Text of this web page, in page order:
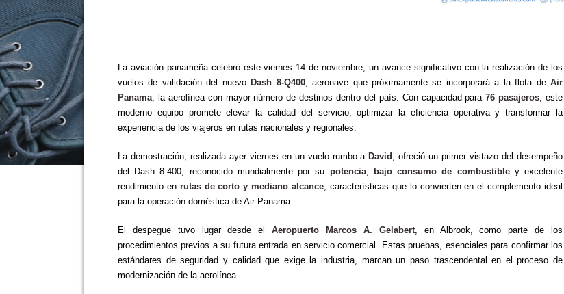
La aviación panameña celebró este viernes 14 de noviembre, un avance significativo con la realización de los
vuelos de validación del nuevo Dash 8-Q400, aeronave que próximamente se incorporará a la flota de Air
Panama, la aerolínea con mayor número de destinos dentro del país. Con capacidad para76 pasajeros, este
moderno equipo promete elevar la calidad del servicio, optimizar la eficiencia operativa y transformar la
experiencia de los viajeros en rutas nacionales y regionales.
La demostración, realizada ayer viernes en un vuelo rumbo a David , ofreció un primer vistazo del desempeño
del Dash 8-400, reconocido mundialmente por su potencia, bajo consumo de combustibley excelente
rendimiento en rutas de corto y mediano alcance, características que lo convierten en el complemento ideal
para la operación doméstica de Air Panama.
El despegue tuvo lugar desde elAeropuerto Marcos A. Gelabert, en Albrook, como parte de los
procedimientos previos a su futura entrada en servicio comercial. Estas pruebas, esenciales para confirmar los
estándares de seguridad y calidad que exige la industria, marcan un paso trascendental en el proceso de
modernización de la aerolínea.